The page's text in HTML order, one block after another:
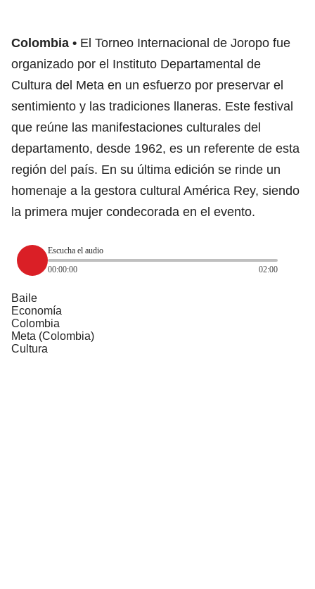
Colombia
El Torneo Internacional de Joropo fue
organizado por el Instituto Departamental de
Cultura del Meta en un esfuerzo por preservar el
sentimiento y las tradiciones llaneras. Este festival
que reúne las manifestaciones culturales del
departamento, desde 1962, es un referente de esta
región del país. En su última edición se rinde un
homenaje a la gestora cultural América Rey, siendo
la primera mujer condecorada en el evento.
Escucha el audio
00:00:00
02:00
Baile
Economía
Colombia
Meta (Colombia)
Cultura